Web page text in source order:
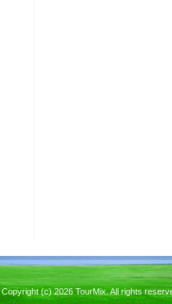
Copyright (c) 2026 TourMix. All rights